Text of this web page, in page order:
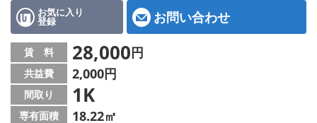
会社概要
メールでお問い合わせ
お気に入り
登録 お問い合わせ
賃 料 28,000円
共益費 2,000円
間取り 1K
専有面積 18.22㎡